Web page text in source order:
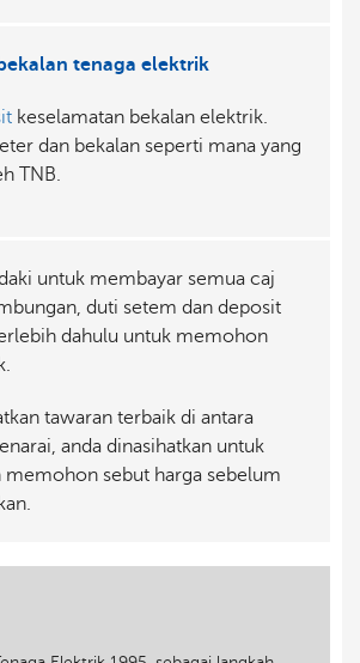
tenaga elektrik
keselamatan bekalan elektrik.
dan bekalan seperti mana yang
TNB.
untuk membayar semua caj
duti setem dan deposit
dahulu untuk memohon
tawaran terbaik di antara
anda dinasihatkan untuk
memohon sebut harga sebelum